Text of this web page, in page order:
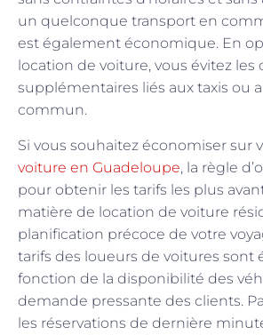
un quelconque transport en
est également économique. En
location de voiture, vous évitez les
supplémentaires liés aux taxis ou
commun.
Si vous souhaitez économiser sur
voiture en Guadeloupe, la règle
pour obtenir les tarifs les plus
matière de location de voiture
planification précoce de votre
tarifs des loueurs de voitures sont
fonction de la disponibilité des
demande pressante des clients.
les réservations de dernière